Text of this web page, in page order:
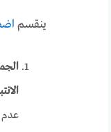
ينقسم
عدم